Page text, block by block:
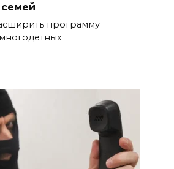
семей
программу